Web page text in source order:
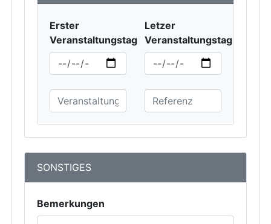
Erster
Veranstaltungstag
Letzer
Veranstaltungstag
SONSTIGES
Bemerkungen